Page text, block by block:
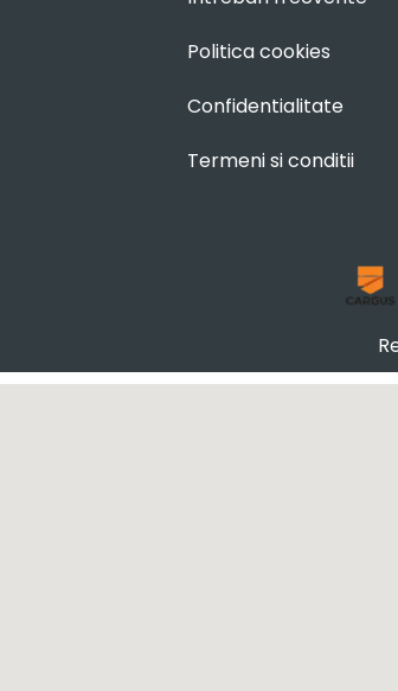
Politica cookies
Confidentialitate
Termeni si conditii